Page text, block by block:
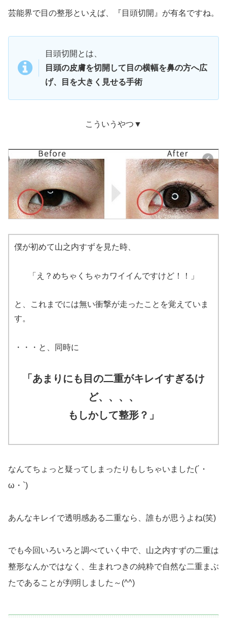
芸能界で目の整形といえば、『目頭切開』が有名ですね。
目頭切開とは、
目頭の皮膚を切開して目の横幅を鼻の方へ広
げ、目を大きく見せる手術
こういうやつ▼
僕が初めて山之内すずを見た時、
「え？めちゃくちゃカワイイんですけど！！」
と、これまでには無い衝撃が走ったことを覚えていま
す。
・・・と、同時に
「あまりにも目の二重がキレイすぎるけ
ど、、、、
もしかして整形？」
なんてちょっと疑ってしまったりもしちゃいました(´・
ω・`)
あんなキレイで透明感ある二重なら、誰もが思うよね(笑)
でも今回いろいろと調べていく中で、山之内すずの二重は
整形なんかではなく、生まれつきの純粋で自然な二重まぶ
たであることが判明しました～(^^)